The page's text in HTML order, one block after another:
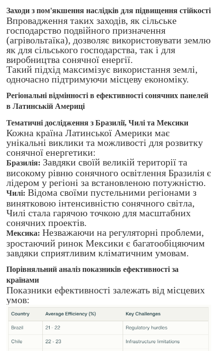
Заходи з пом'якшення наслідків для підвищення стійкості
Впровадження таких заходів, як сільське
господарство подвійного призначення
(агрівольтаїка), дозволяє використовувати землю
як для сільського господарства, так і для
виробництва сонячної енергії.
Такий підхід максимізує використання землі,
одночасно підтримуючи місцеву економіку.
Регіональні відмінності в ефективності сонячних панелей
в Латинській Америці
Тематичні дослідження з Бразилії, Чилі та Мексики
Кожна країна Латинської Америки має
унікальні виклики та можливості для розвитку
сонячної енергетики:
Бразилія: Завдяки своїй великій території та
високому рівню сонячного освітлення Бразилія є
лідером у регіоні за встановленою потужністю.
Чилі: Відома своїми пустельними регіонами з
винятковою інтенсивністю сонячного світла,
Чилі стала гарячою точкою для масштабних
сонячних проектів.
Мексика: Незважаючи на регуляторні проблеми,
зростаючий ринок Мексики є багатообіцяючим
завдяки сприятливим кліматичним умовам.
Порівняльний аналіз показників ефективності за
країнами
Показники ефективності залежать від місцевих
умов: